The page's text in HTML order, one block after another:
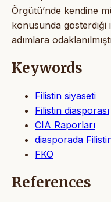
Örgütü’nde kendine
konusunda gösterdiği
adımlara
Keywords
Filistin siyaseti
Filistin diasporası
CIA Raporları
diasporada
FKÖ
References